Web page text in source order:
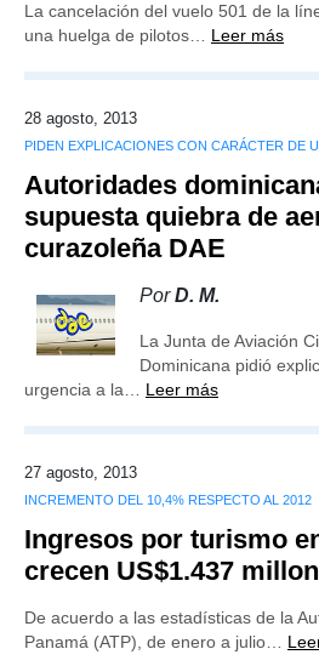
La cancelación del vuelo 501 de la
una huelga de pilotos… Leer más
28 agosto, 2013
PIDEN EXPLICACIONES CON CARÁCTER DE
Autoridades
supuesta quiebra de
curazoleña DAE
PorD. M.
La Junta de Aviación
Dominicana pidió
urgencia a la… Leer más
27 agosto, 2013
INCREMENTO DEL 10,4% RESPECTO AL 2012
Ingresos por turismo
crecen US$1.437
De acuerdo a las estadísticas de la
Panamá (ATP), de enero a julio…